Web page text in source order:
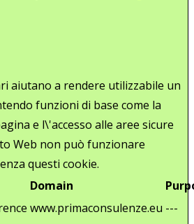
aiutano a rendere utilizzabile un
funzioni di base come la
e l\'accesso alle aree sicure
Web non può funzionare
questi cookie.
Domain
www.primaconsulenze.eu ---